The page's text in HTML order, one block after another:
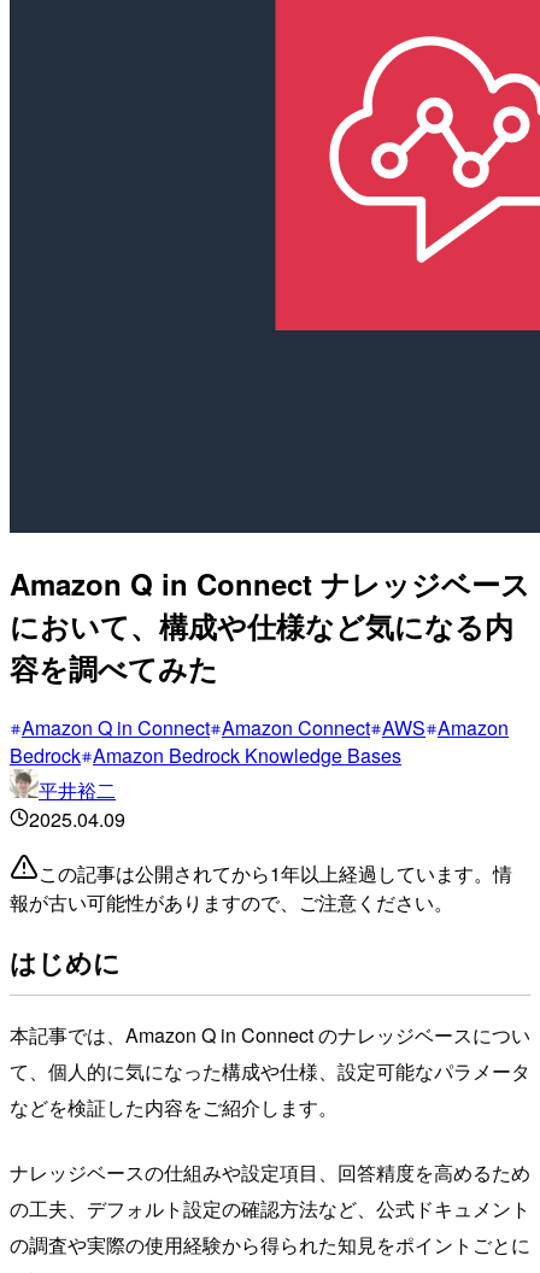
Amazon Q in Connect ナレッジベース
において、構成や仕様など気になる内
容を調べてみた
Amazon Q in Connect Amazon Connect AWS Amazon
Bedrock Amazon Bedrock Knowledge Bases
平井裕二
2025.04.09
この記事は公開されてから1年以上経過しています。情
報が古い可能性がありますので、ご注意ください。
はじめに
本記事では、Amazon Q in Connect のナレッジベースについ
て、個人的に気になった構成や仕様、設定可能なパラメータ
などを検証した内容をご紹介します。
ナレッジベースの仕組みや設定項目、回答精度を高めるため
の工夫、デフォルト設定の確認方法など、公式ドキュメント
の調査や実際の使用経験から得られた知見をポイントごとに